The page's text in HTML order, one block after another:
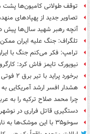
توقف طولانی کامیون‌ها
تصاویر جدید از پهپادهای
آنچه رهبر شهید سال‌ها پیش
تلگراف: جنگ علیه ایران
ترامپ: فکر می‌کنم جنگ با
نیویورک تایمز فاش کرد:
برخورد پراید با تیر برق ۲ فوتی بر جای گذاشت
هشدار افسر ارشد آمریکایی
چرا محمد صلاح ترکیه را به
دستگیری قاتل فراری در نوشهر
سوخو۳۵ با این موشک‌ها به ناوهای‌جنگی حمله می‌کند